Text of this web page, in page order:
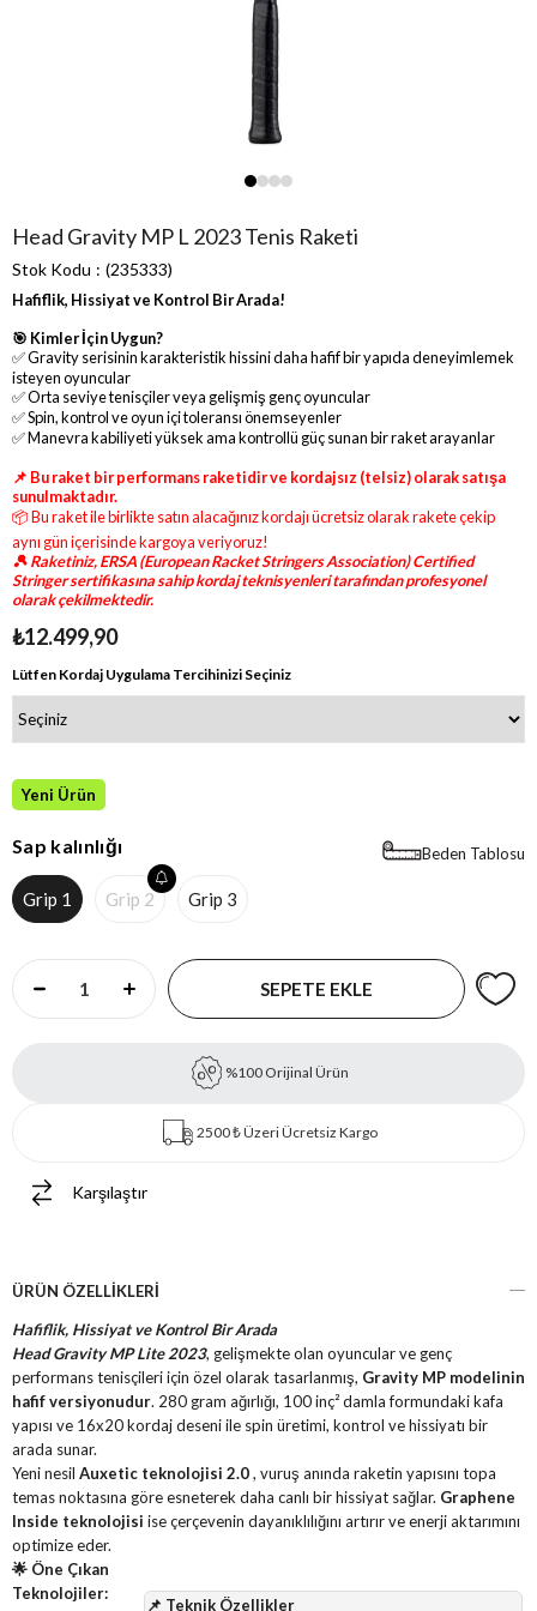
Head Gravity MP L 2023 Tenis Raketi
Stok Kodu (235333)
Hafiflik, Hissiyat ve Kontrol Bir Arada!
🎯 Kimler İçin Uygun?
✅ Gravity serisinin karakteristik hissini daha hafif bir yapıda deneyimlemek
isteyen oyuncular
✅ Orta seviye tenisçiler veya gelişmiş genç oyuncular
✅ Spin, kontrol ve oyun içi toleransı önemseyenler
✅ Manevra kabiliyeti yüksek ama kontrollü güç sunan bir raket arayanlar
📌 Bu raket bir performans raketidir ve kordajsız (telsiz) olarak satışa
sunulmaktadır.
📦 Bu raket ile birlikte satın alacağınız kordajı ücretsiz olarak rakete çekip
aynı gün içerisinde kargoya veriyoruz!
🎾 Raketiniz, ERSA (European Racket Stringers Association) Certified
Stringer sertifikasına sahip kordaj teknisyenleri tarafından profesyonel
olarak çekilmektedir.
₺12.499,90
Lütfen Kordaj Uygulama Tercihinizi Seçiniz
Yeni Ürün
Beden Tablosu
Sap kalınlığı
Grip 1 Grip 2 Grip 3
%100 Orijinal Ürün
2500 ₺ Üzeri Ücretsiz Kargo
Karşılaştır
ÜRÜN ÖZELLIKLERI
Hafiflik, Hissiyat ve Kontrol Bir Arada
Head Gravity MP Lite 2023, gelişmekte olan oyuncular ve genç
performans tenisçileri için özel olarak tasarlanmış, Gravity MP modelinin
hafif versiyonudur. 280 gram ağırlığı, 100 inç² damla formundaki kafa
yapısı ve 16x20 kordaj deseni ile spin üretimi, kontrol ve hissiyatı bir
arada sunar.
Yeni nesil Auxetic teknolojisi 2.0, vuruş anında raketin yapısını topa
temas noktasına göre esneterek daha canlı bir hissiyat sağlar. Graphene
Inside teknolojisi ise çerçevenin dayanıklılığını artırır ve enerji aktarımını
optimize eder.
🌟 Öne Çıkan
Teknolojiler:
📌 Teknik Özellikler